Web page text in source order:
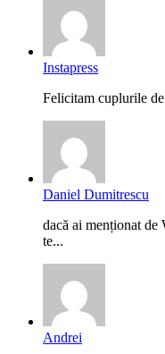
Instapress
Felicitam cuplurile
Daniel Dumitrescu
dacă ai menționat
te...
Andrei